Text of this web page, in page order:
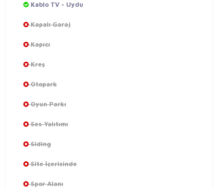
Kablo TV - Uydu
Kapalı Garaj
Kapıcı
Kreş
Otopark
Oyun Parkı
Ses Yalıtımı
Siding
Site İçerisinde
Spor Alanı